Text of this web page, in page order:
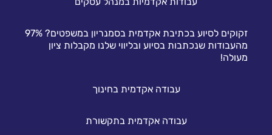
זקוקים לסיוע בכתיבת אקדמית בסמנריון במשפטים? 97%
מהעבודות שנכתבות בסיוע ובליווי שלנו מקבלות ציון
מעולה!
עבודה אקדמית בחינוך
עבודה אקדמית בתקשורת